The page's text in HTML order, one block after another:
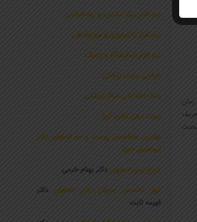
نرم افزار مرکز مشاوره و روانشناسی
نرم افزار رادیولوژی و سونوگرافی
نرم افزار آزمایشگاه و ژنتیک
طراحی سایت پزشکی
بانک اطلاعاتی مراکز پزشکی
نوبت دهی تلفن گویا
بهترین متخصص پوست و مو اصفهان دکتر
ابوالفضل جویا
جراح بینی اصفهان دکتر بهنام خرمی
فوق تخصص سرطان زنان اصفهان دکتر
فهیمه ثابت